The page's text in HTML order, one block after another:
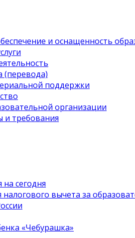
и оснащенность
(перевода)
поддержки
организации
и требования
сегодня
вычета за
«Чебурашка»